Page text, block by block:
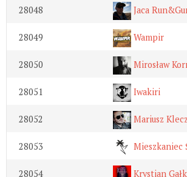
28048 Jaca
28049 Wampir
28050 Mirosław
28051 Iwakiri
28052 Mariusz
28053 Mieszkaniec
28054 Krystian